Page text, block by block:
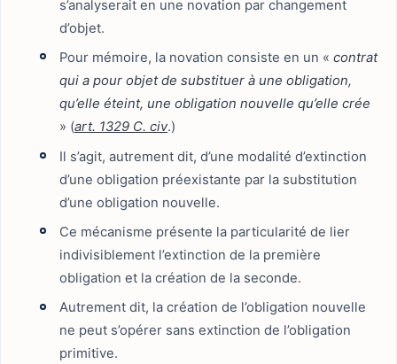
s’analyserait en une novation par changement
d’objet.
Pour mémoire, la novation consiste en un «contrat
qui a pour objet de substituer à une obligation,
qu’elle éteint, une obligation nouvelle qu’elle crée
» (art. 1329 C. civ.)
Il s’agit, autrement dit, d’une modalité d’extinction
d’une obligation préexistante par la substitution
d’une obligation nouvelle.
Ce mécanisme présente la particularité de lier
indivisiblement l’extinction de la première
obligation et la création de la seconde.
Autrement dit, la création de l’obligation nouvelle
ne peut s’opérer sans extinction de l’obligation
primitive.